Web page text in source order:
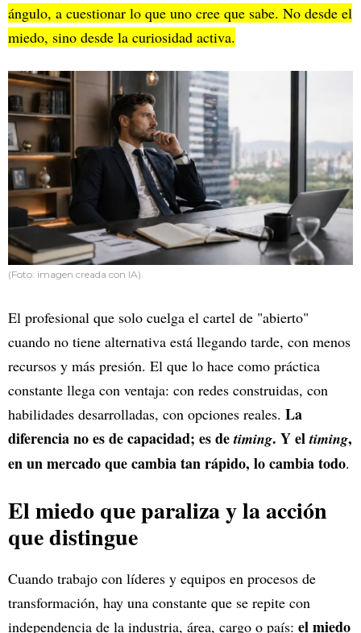
ángulo, a cuestionar lo que uno cree que sabe. No desde el
miedo, sino desde la curiosidad activa.
(Foto: imagen creada con IA).
El profesional que solo cuelga el cartel de "abierto"
cuando no tiene alternativa está llegando tarde, con menos
recursos y más presión. El que lo hace como práctica
constante llega con ventaja: con redes construidas, con
habilidades desarrolladas, con opciones reales. La
diferencia no es de capacidad; es detiming. Y eltiming,
en un mercado que cambia tan rápido, lo cambia todo.
El miedo que paraliza y la acción
que distingue
Cuando trabajo con líderes y equipos en procesos de
transformación, hay una constante que se repite con
independencia de la industria, área, cargo o país: el miedo